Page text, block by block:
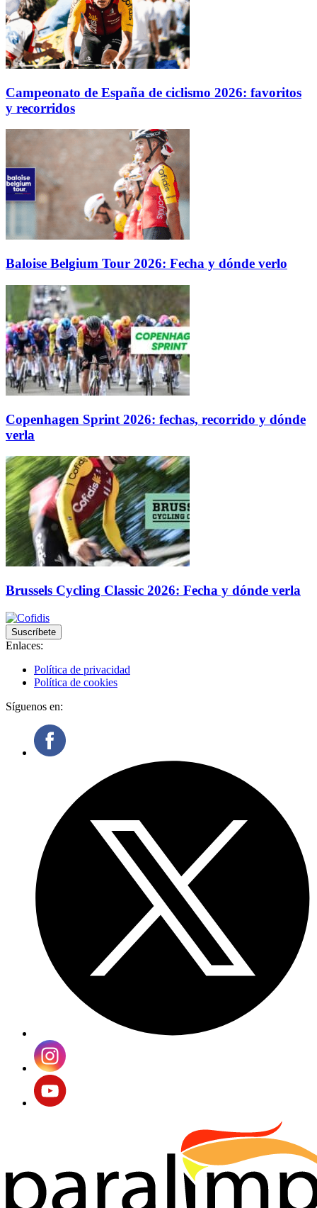
Campeonato de España de ciclismo 2026: favoritos
y recorridos
Baloise Belgium Tour 2026: Fecha y dónde verlo
Copenhagen Sprint 2026: fechas, recorrido y dónde
verla
Brussels Cycling Classic 2026: Fecha y dónde verla
Suscríbete
Enlaces:
Política de privacidad
Política de cookies
Síguenos en: